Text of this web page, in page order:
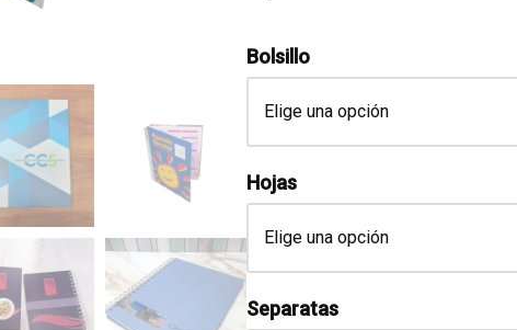
Bolsillo
Hojas
Separatas